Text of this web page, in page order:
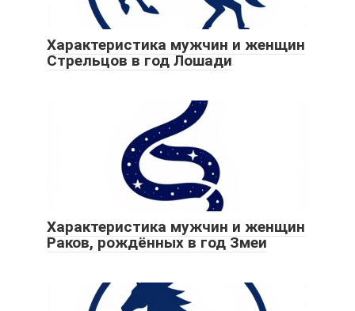
Характеристика мужчин и женщин
Стрельцов в год Лошади
Характеристика мужчин и женщин
Раков, рождённых в год Змеи